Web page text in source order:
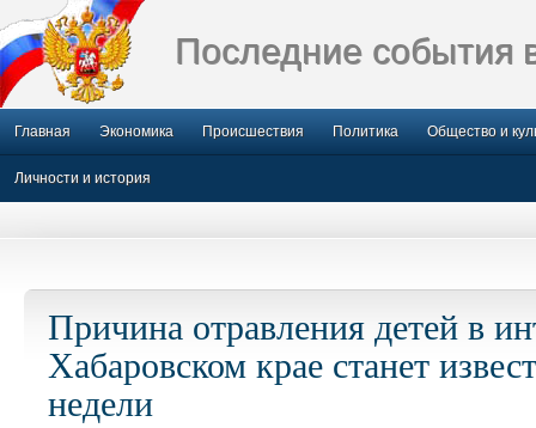
Последние события
Главная Экономика Происшествия Политика Общество и
Личности и история
Причина отравления детей в
Хабаровском крае станет
недели